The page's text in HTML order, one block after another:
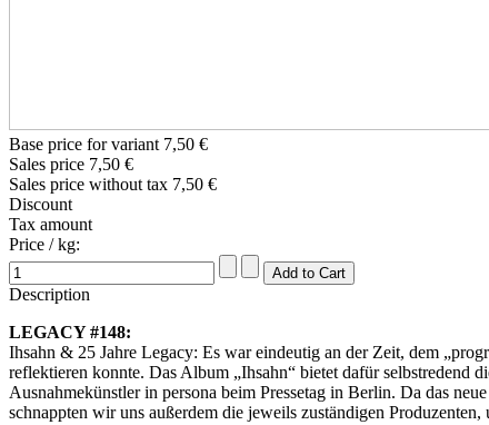
Base price for variant 7,50 €
Sales price 7,50 €
Sales price without tax 7,50 €
Discount
Tax amount
Price / kg:
Description
LEGACY #148:
Ihsahn & 25 Jahre Legacy: Es war eindeutig an der Zeit, dem
reflektieren konnte. Das Album „Ihsahn“ bietet dafür selbstredend
Ausnahmekünstler in persona beim Pressetag in Berlin. Da das
schnappten wir uns außerdem die jeweils zuständigen